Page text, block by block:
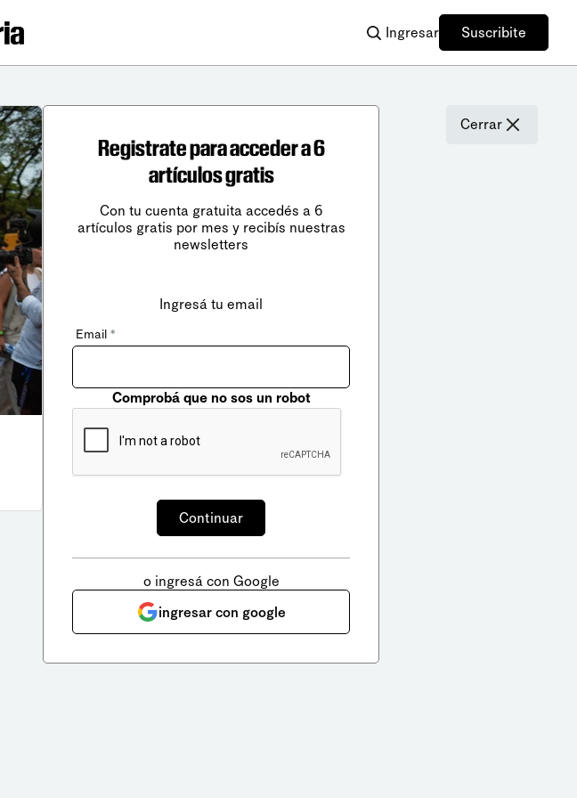
Ingresar Suscribite
Cerrar
Registrate para acceder a 6
artículos gratis
Con tu cuenta gratuita accedés a 6
artículos gratis por mes y recibís nuestras
newsletters
Ingresá tu email
Email *
Comprobá que no sos un robot
o ingresá con Google
ingresar con google